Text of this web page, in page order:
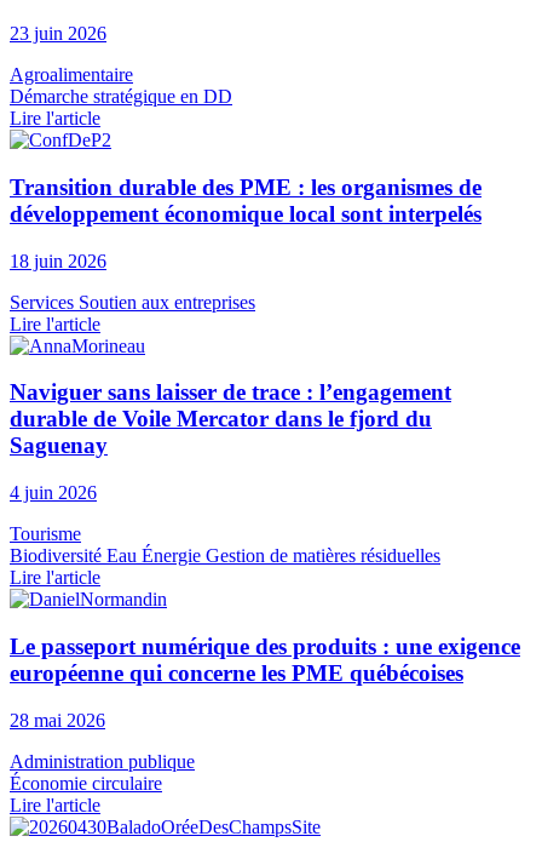
23 juin 2026
Agroalimentaire
Démarche stratégique en DD
Lire l'article
Transition durable des PME : les organismes de
développement économique local sont interpelés
18 juin 2026
Services Soutien aux entreprises
Lire l'article
Naviguer sans laisser de trace : l’engagement
durable de Voile Mercator dans le fjord du
Saguenay
4 juin 2026
Tourisme
Biodiversité Eau Énergie Gestion de matières résiduelles
Lire l'article
Le passeport numérique des produits : une exigence
européenne qui concerne les PME québécoises
28 mai 2026
Administration publique
Économie circulaire
Lire l'article